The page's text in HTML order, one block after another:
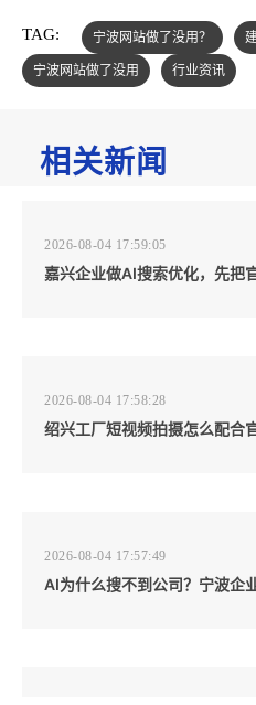
TAG: 宁波网站做了没用？
宁波网站做了没用
行业资讯
相关新闻
2026-08-04 17:59:05
嘉兴企业做AI搜索优化，先把
2026-08-04 17:58:28
绍兴工厂短视频拍摄怎么配合
2026-08-04 17:57:49
AI为什么搜不到公司？宁波企